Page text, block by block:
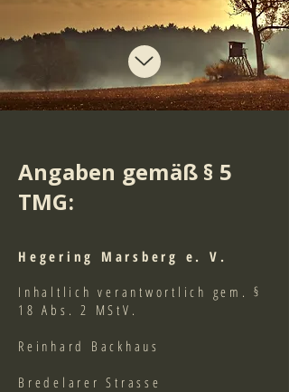
Angaben gemäß § 5
TMG:
Hegering Marsberg e. V.
Inhaltlich verantwortlich gem. §
18 Abs. 2 MStV.
Reinhard Backhaus
Bredelarer Strasse